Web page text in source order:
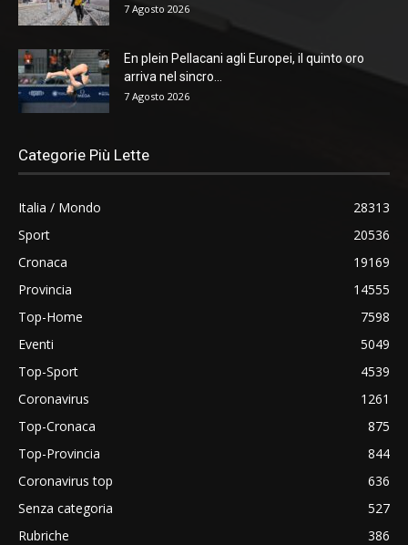
7 Agosto 2026
En plein Pellacani agli Europei, il quinto oro
arriva nel sincro...
7 Agosto 2026
Categorie Più Lette
Italia / Mondo
28313
Sport
20536
Cronaca
19169
Provincia
14555
Top-Home
7598
Eventi
5049
Top-Sport
4539
Coronavirus
1261
Top-Cronaca
875
Top-Provincia
844
Coronavirus top
636
Senza categoria
527
Rubriche
386